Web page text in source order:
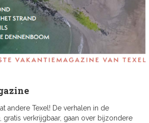
andere Texel! De verhalen in de
gratis verkrijgbaar, gaan over bijzondere